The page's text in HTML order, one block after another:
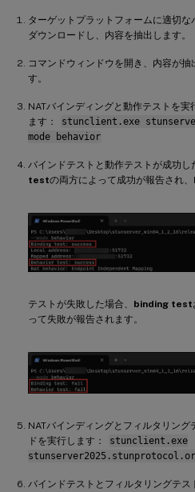
ターゲットプラットフォームに適切な
ダウンロードし、内容を抽出します。
コマンドウィンドウを開き、内容が
す。
NATバインディングと動作テストを
ます：
stunclient.exe
mode behavior
バインドテストと動作テストが成功し
testの両方によって成功が報告され
テストが失敗した場合、 binding test
って失敗が報告されます。
NATバインディングとフィルタリン
ドを実行します：
stunclient.exe
バインドテストとフィルタリングテス